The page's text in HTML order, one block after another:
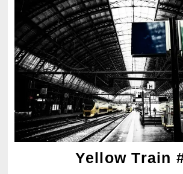
Yellow Train